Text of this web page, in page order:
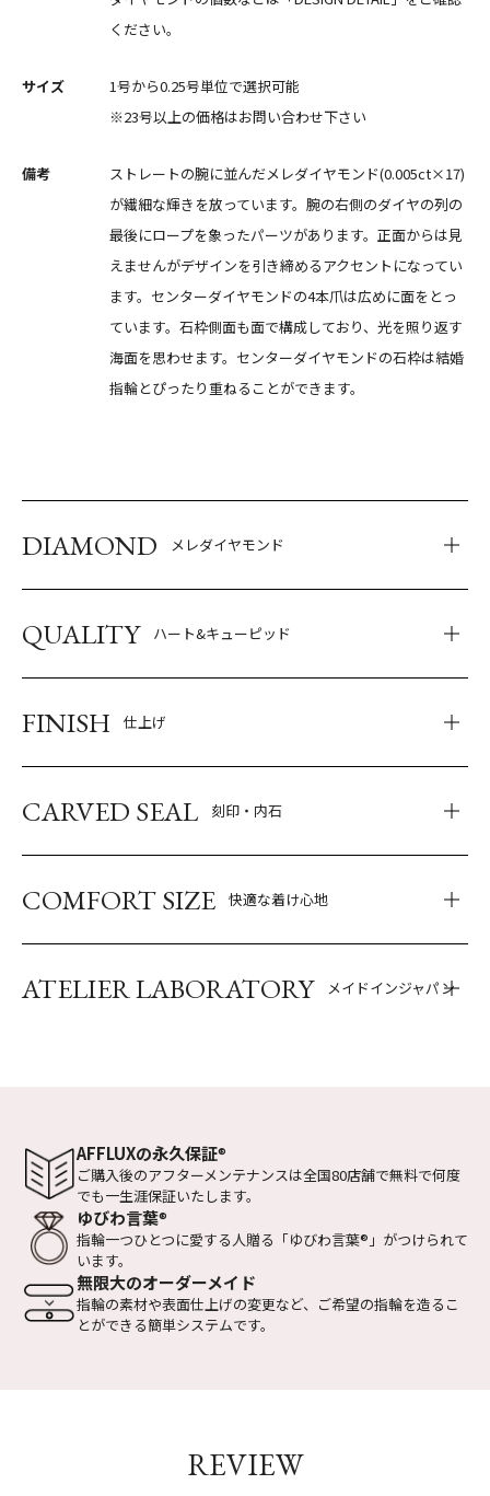
ください。
サイズ
1号から0.25号単位で選択可能
※23号以上の価格はお問い合わせ下さい
備考
ストレートの腕に並んだメレダイヤモンド(0.005ct×17)
が繊細な輝きを放っています。腕の右側のダイヤの列の
最後にロープを象ったパーツがあります。正面からは見
えませんがデザインを引き締めるアクセントになってい
ます。センターダイヤモンドの4本爪は広めに面をとっ
ています。石枠側面も面で構成しており、光を照り返す
海面を思わせます。センターダイヤモンドの石枠は結婚
指輪とぴったり重ねることができます。
DIAMOND メレダイヤモンド
QUALITY ハート&キューピッド
FINISH 仕上げ
CARVED SEAL 刻印・内石
COMFORT SIZE 快適な着け心地
ATELIER LABORATORY メイドインジャパン
AFFLUXの永久保証®
ご購入後のアフターメンテナンスは全国80店舗で無料で何度
でも一生涯保証いたします。
ゆびわ言葉®
指輪一つひとつに愛する人贈る 「ゆびわ言葉® 」がつけられて
います。
無限大のオーダーメイド
指輪の素材や表面仕上げの変更など、 ご希望の指輪を造るこ
とができる簡単システムです。
REVIEW